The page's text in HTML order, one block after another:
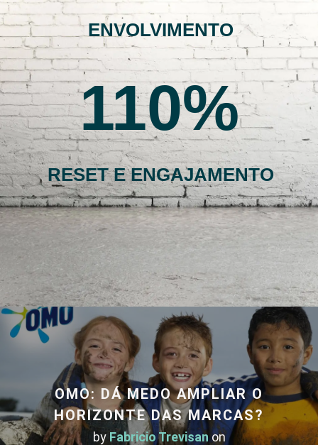
ENVOLVIMENTO
110
RESET E ENGAJAMENTO
OMO: DÁ MEDO AMPLIAR O
HORIZONTE DAS MARCAS?
by Fabricio Trevisanon